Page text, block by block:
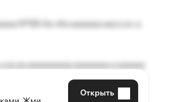
Открыть